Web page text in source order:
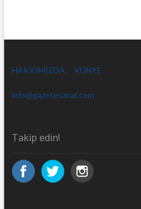
HAKKIMIZDA KÜNYE
info@gazetesanal.com
Takip edin!